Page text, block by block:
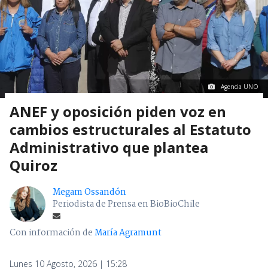
Agencia UNO
ANEF y oposición piden voz en
cambios estructurales al Estatuto
Administrativo que plantea
Quiroz
Megam Ossandón
Periodista de Prensa en BioBioChile
Con información deMaría Agramunt
Lunes 10 Agosto, 2026 | 15:28